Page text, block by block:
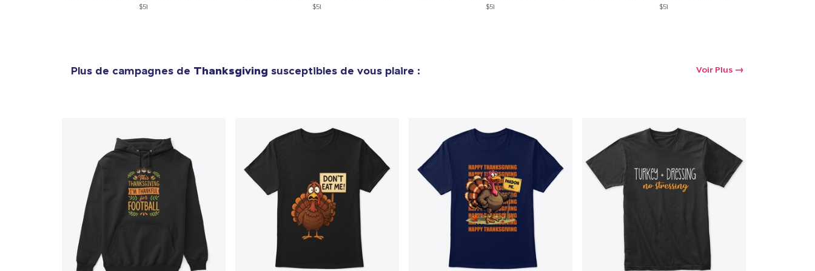
$51 $51 $51 $51
Plus de campagnes de Thanksgiving susceptibles de vous plaire : Voir Plus
Comfort Colors 1717 | Classic Heavyweight T-Shirt
Classic Long Sleeve Tee
30,99 $US
Next Level 3600 | Premium Ring-Spun Cotton T-Shirt
24,99 $US